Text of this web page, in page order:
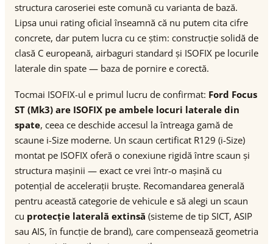
structura caroseriei este comună cu varianta de bază.
Lipsa unui rating oficial înseamnă că nu putem cita cifre
concrete, dar putem lucra cu ce știm: construcție solidă de
clasă C europeană, airbaguri standard și ISOFIX pe locurile
laterale din spate — baza de pornire e corectă.
Tocmai ISOFIX-ul e primul lucru de confirmat: Ford Focus
ST (Mk3) are ISOFIX pe ambele locuri laterale din
spate, ceea ce deschide accesul la întreaga gamă de
scaune i-Size moderne. Un scaun certificat R129 (i-Size)
montat pe ISOFIX oferă o conexiune rigidă între scaun și
structura mașinii — exact ce vrei într-o mașină cu
potențial de accelerații bruște. Recomandarea generală
pentru această categorie de vehicule e să alegi un scaun
cu protecție laterală extinsă (sisteme de tip SICT, ASIP
sau AIS, în funcție de brand), care compensează geometria